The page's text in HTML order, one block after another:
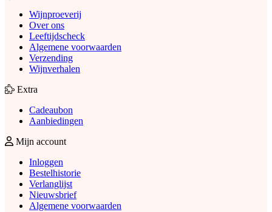
Wijnproeverij
Over ons
Leeftijdscheck
Algemene voorwaarden
Verzending
Wijnverhalen
Extra
Cadeaubon
Aanbiedingen
Mijn account
Inloggen
Bestelhistorie
Verlanglijst
Nieuwsbrief
Algemene voorwaarden